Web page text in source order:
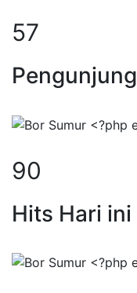
72
Pengunjung
114
Hits Hari ini